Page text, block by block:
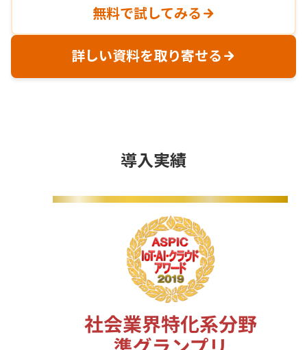
無料で試してみる
詳しい資料を取り寄せる
導入実績